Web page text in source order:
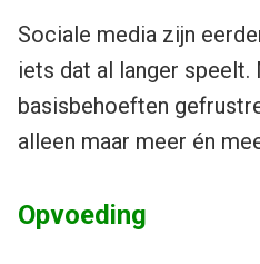
Sociale media zijn
iets dat al langer speelt.
basisbehoeften
alleen maar meer én
Opvoeding